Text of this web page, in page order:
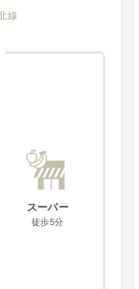
線
スーパー
徒歩5分